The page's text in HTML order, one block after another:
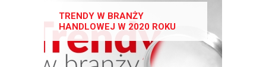
TRENDY W BRANŻY
HANDLOWEJ W 2020 ROKU